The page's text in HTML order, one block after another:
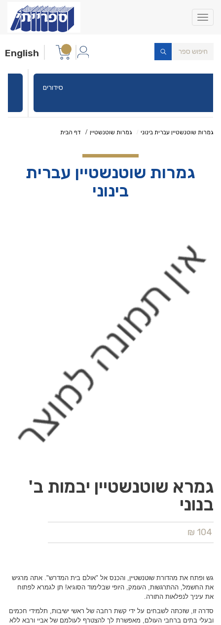
Toggle
navigation
English
דף הבית גמרות שוטנשטיין גמרות שוטנשטיין עברית בינוני
גמרות שוטנשטיין עברית
בינוני
גמרא שוטנשטיין יבמות ב'
בנוני
104 ₪
גש ופתח את מהדורת שוטנשטיין, והכנס אל "אולם בית המדרש". אתה מרגיש
את החשמל, ההתרגשות, העומק, היופי שבלימוד הסוגיא! תן לגמרא לפתוח
את עיניך לנפלאות התורה.
סדרה זו, שזכתה לשבחים על ידי קשת רחבה של ראשי ישיבות, תלמידי חכמים
ובעלי בתים ברחבי העולם, מאפשרת לך להצטרף לעולמם של אביי ורבא ללא